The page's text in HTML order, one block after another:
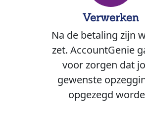
Verwerken
Na de betaling zijn
zet. AccountGenie
voor zorgen dat
gewenste
opgezegd